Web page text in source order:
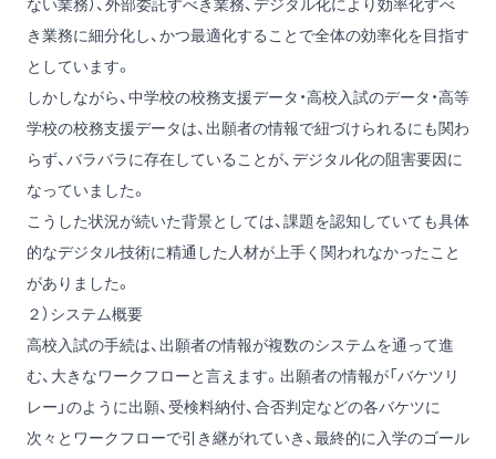
ない業務）、外部委託すべき業務、デジタル化により効率化すべ
き業務に細分化し、かつ最適化することで全体の効率化を目指す
としています。
しかしながら、中学校の校務支援データ・高校入試のデータ・高等
学校の校務支援データは、出願者の情報で紐づけられるにも関わ
らず、バラバラに存在していることが、デジタル化の阻害要因に
なっていました。
こうした状況が続いた背景としては、課題を認知していても具体
的なデジタル技術に精通した人材が上手く関われなかったこと
がありました。
２）システム概要
高校入試の手続は、出願者の情報が複数のシステムを通って進
む、大きなワークフローと言えます。出願者の情報が「バケツリ
レー」のように出願、受検料納付、合否判定などの各バケツに
次々とワークフローで引き継がれていき、最終的に入学のゴール